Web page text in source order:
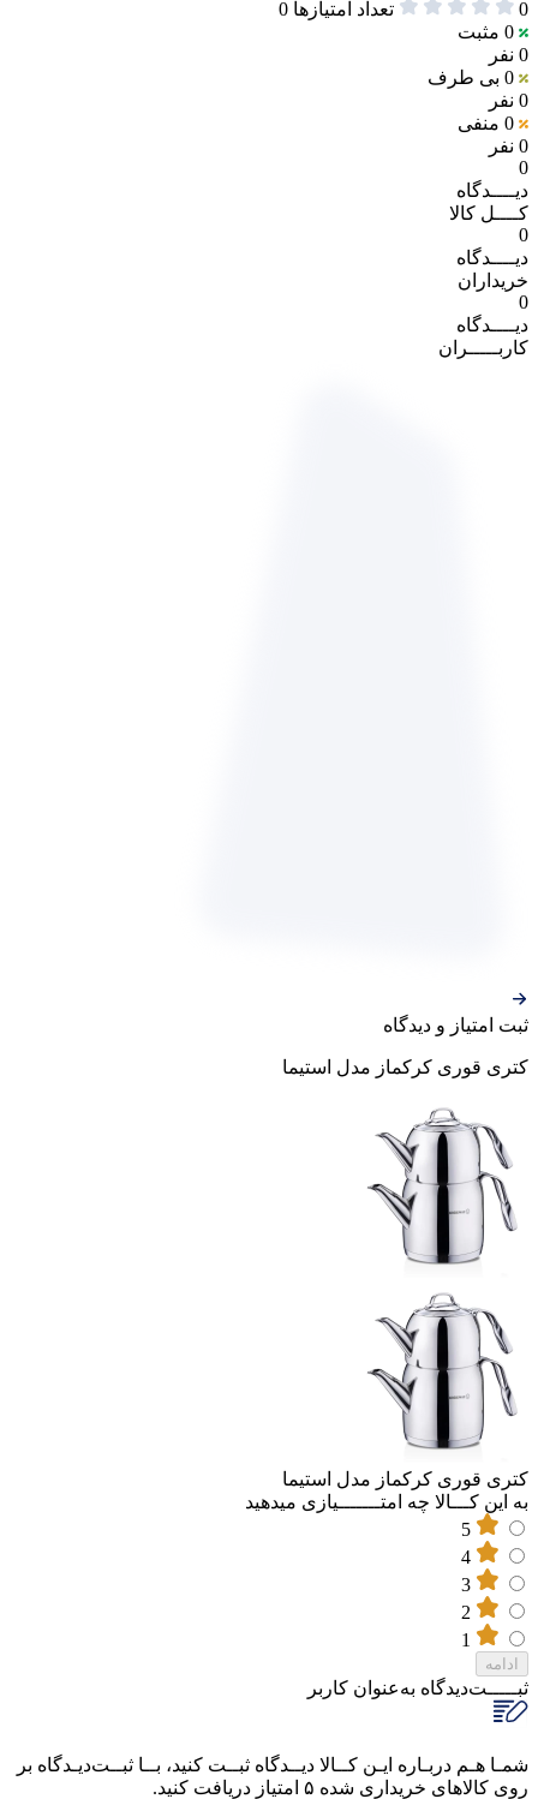
0 تعداد امتیازها 0
0 مثبت
0 نفر
0 بی طرف
0 نفر
0 منفی
0 نفر
0
دیــــدگاه
کــــل کالا
0
دیــــدگاه
خریداران
0
دیــــدگاه
کاربـــــران
ثبت‌ امتیاز‌ و‌ دیدگاه
کتری قوری کرکماز مدل استیما
کتری قوری کرکماز مدل استیما
به این کـــالا چه امتـــــــیازی میدهید
ادامه
ثبـــــت‌دیدگاه به‌عنوان کاربر
شمـا هـم دربـاره ایـن کــالا دیــدگاه ثبــت کنید، بــا ثبــت‌دیـدگاه بر
روی کالاهای خریداری شده ۵ امتیاز دریافت کنید.